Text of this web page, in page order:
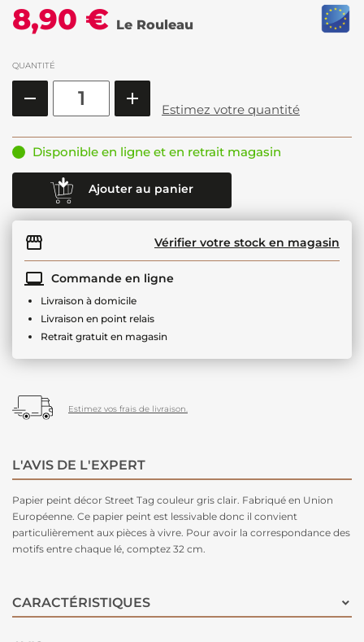
8,90 € Le Rouleau
QUANTITÉ
Estimez votre quantité
Disponible en ligne et en retrait magasin
Ajouter au panier
Vérifier votre stock en magasin
Commande en ligne
Livraison à domicile
Livraison en point relais
Retrait gratuit en magasin
Estimez vos frais de livraison.
L'AVIS DE L'EXPERT
Papier peint décor Street Tag couleur gris clair. Fabriqué en Union
Européenne. Ce papier peint est lessivable donc il convient
particulièrement aux pièces à vivre. Pour avoir la correspondance des
motifs entre chaque lé, comptez 32 cm.
CARACTÉRISTIQUES